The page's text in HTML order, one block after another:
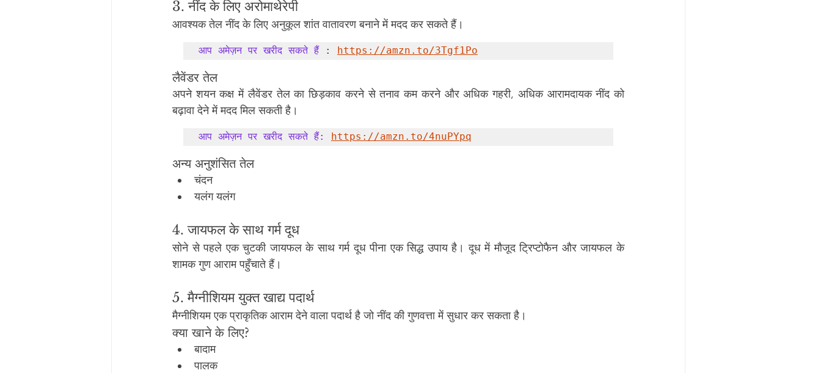
3. नींद के लिए अरोमाथेरेपी
आवश्यक तेल नींद के लिए अनुकूल शांत वातावरण बनाने में मदद कर सकते हैं।
आप अमेज़न पर खरीद सकते हैं : https://amzn.to/3Tgf1Po
लैवेंडर तेल
अपने शयन कक्ष में लैवेंडर तेल का छिड़काव करने से तनाव कम करने और अधिक गहरी, अधिक आरामदायक नींद को
बढ़ावा देने में मदद मिल सकती है।
आप अमेज़न पर खरीद सकते हैं: https://amzn.to/4nuPYpq
अन्य अनुशंसित तेल
चंदन
यलंग यलंग
4. जायफल के साथ गर्म दूध
सोने से पहले एक चुटकी जायफल के साथ गर्म दूध पीना एक सिद्ध उपाय है। दूध में मौजूद ट्रिप्टोफैन और जायफल के
शामक गुण आराम पहुँचाते हैं।
5. मैग्नीशियम युक्त खाद्य पदार्थ
मैग्नीशियम एक प्राकृतिक आराम देने वाला पदार्थ है जो नींद की गुणवत्ता में सुधार कर सकता है।
क्या खाने के लिए?
बादाम
पालक